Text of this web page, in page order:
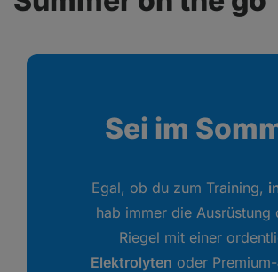
Sei im
Egal, ob du zum Training,
hab immer die
Riegel mit einer
Elektrolyten oder Premium-